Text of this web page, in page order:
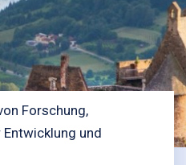
Forschung,
und